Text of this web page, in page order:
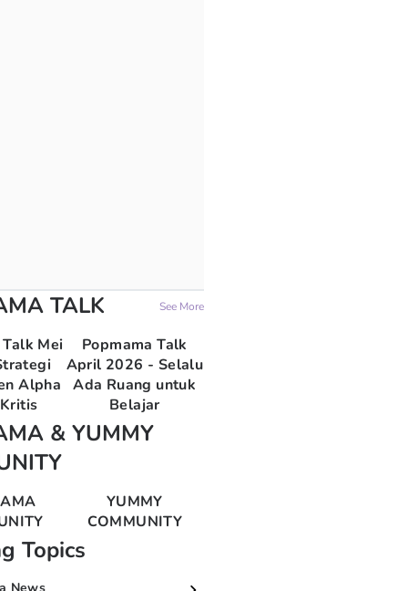
TALK See More
Mei
Alpha
Popmama Talk
April 2026 - Selalu
Ada Ruang untuk
Belajar
& YUMMY
YUMMY
COMMUNITY
Topics